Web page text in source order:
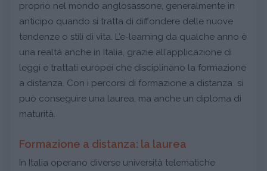
proprio nel mondo anglosassone, generalmente in
anticipo quando si tratta di diffondere delle nuove
tendenze o stili di vita. L’e-learning da qualche anno è
una realtà anche in Italia, grazie all’applicazione di
leggi e trattati europei che disciplinano la formazione
a distanza. Con i percorsi di formazione a distanza si
può conseguire una laurea, ma anche un diploma di
maturità.
Formazione a distanza: la laurea
In Italia operano diverse università telematiche